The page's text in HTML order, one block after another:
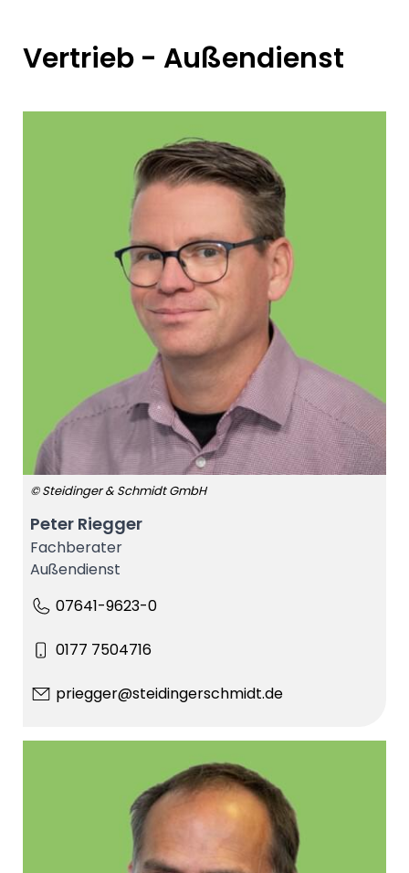
Vertrieb - Außendienst
© Steidinger & Schmidt GmbH
Peter Riegger
Fachberater
Außendienst
07641-9623-0
0177 7504716
priegger@steidingerschmidt.de